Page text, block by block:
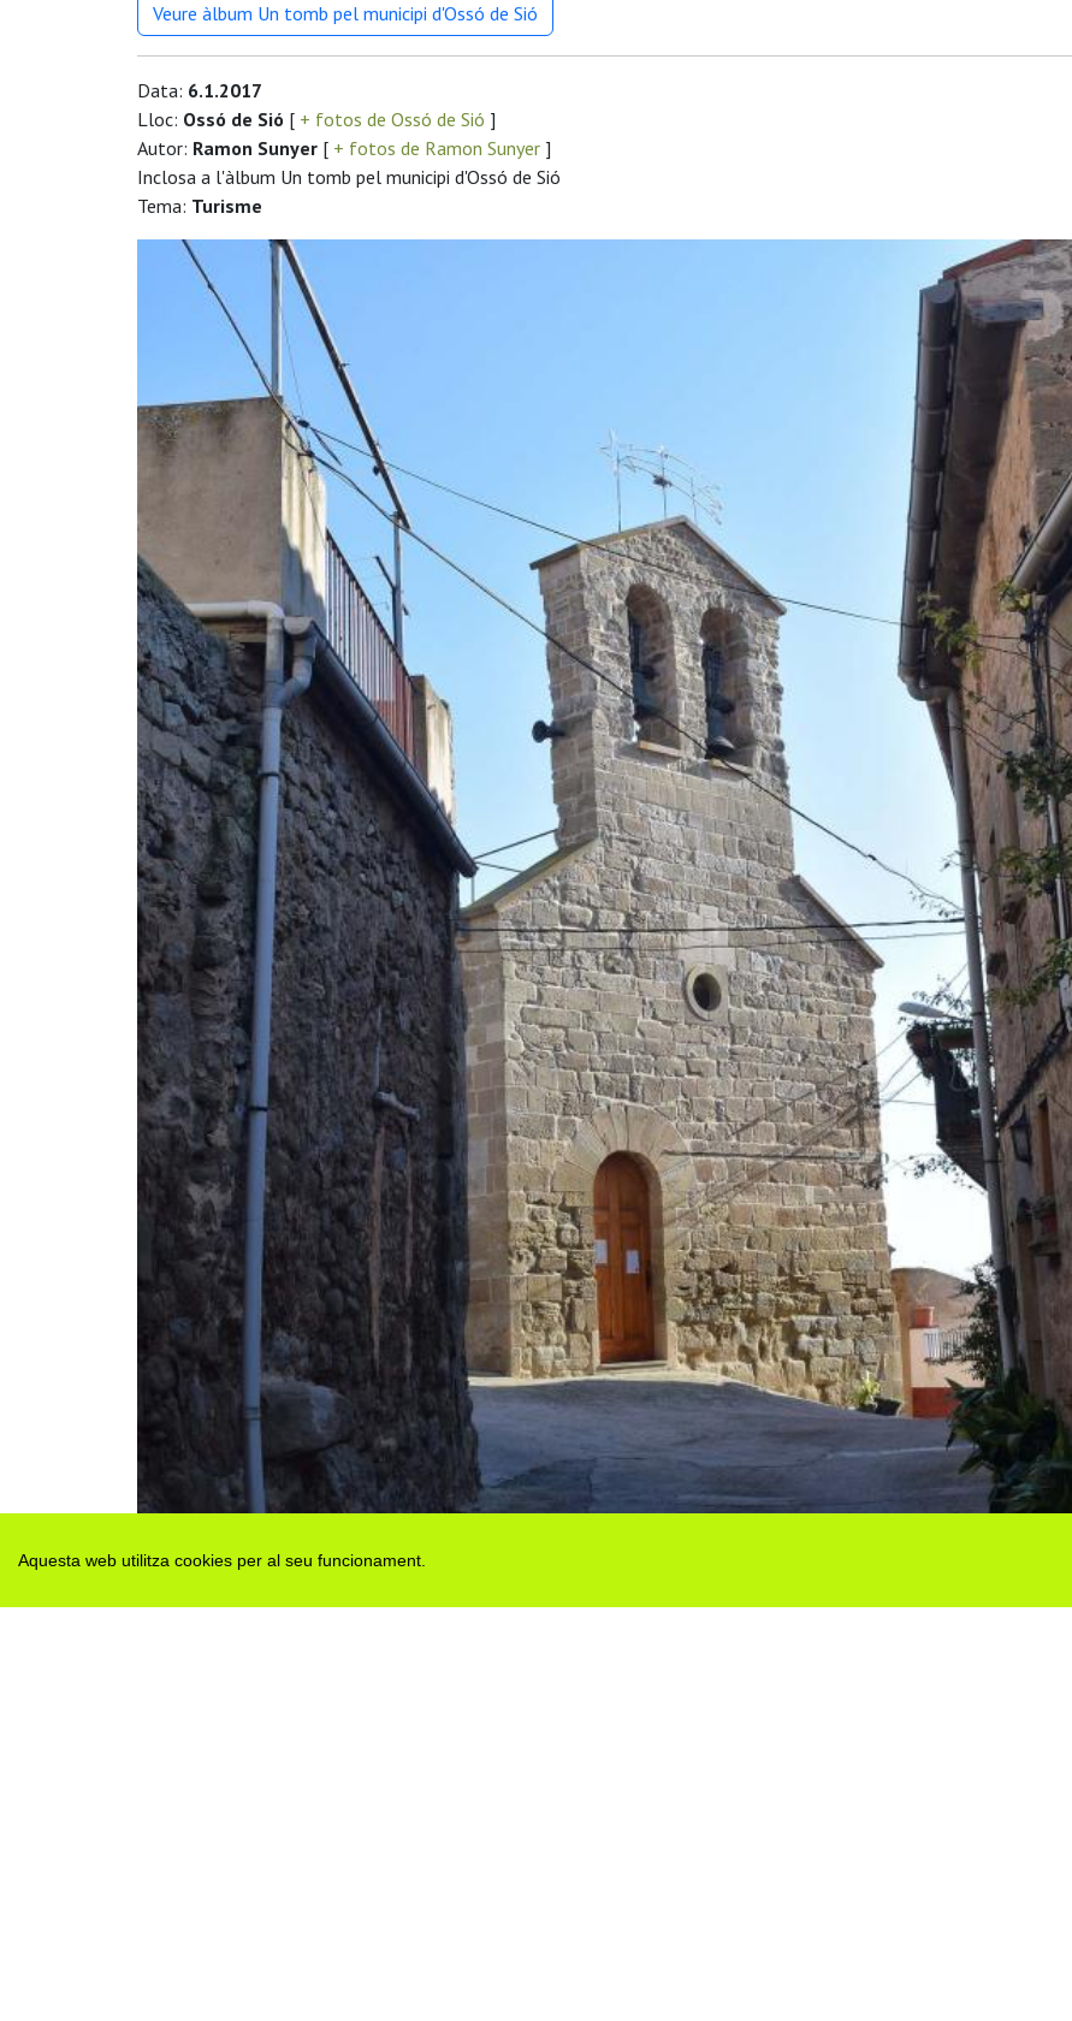
Aquesta web utilitza cookies per al seu funcionament.
Veure àlbum Un tomb pel municipi d'Ossó de Sió
Data: 6.1.2017
Lloc: Ossó de Sió [ + fotos de Ossó de Sió ]
Autor: Ramon Sunyer [ + fotos de Ramon Sunyer ]
Inclosa a l'àlbum Un tomb pel municipi d'Ossó de Sió
Tema: Turisme
Ho vols compartir?